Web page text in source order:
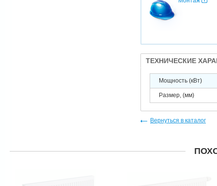
ТЕХНИЧЕСКИЕ
Мощность (кВт)
Размер, (мм)
Вернуться в каталог